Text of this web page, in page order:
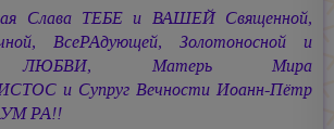
Слава ТЕБЕ и ВАШЕЙ Священной,
ВсеРАдующей, Золотоносной и
ЛЮБВИ, Матерь Мира
и Супруг Вечности Иоанн-Пётр
РА!!